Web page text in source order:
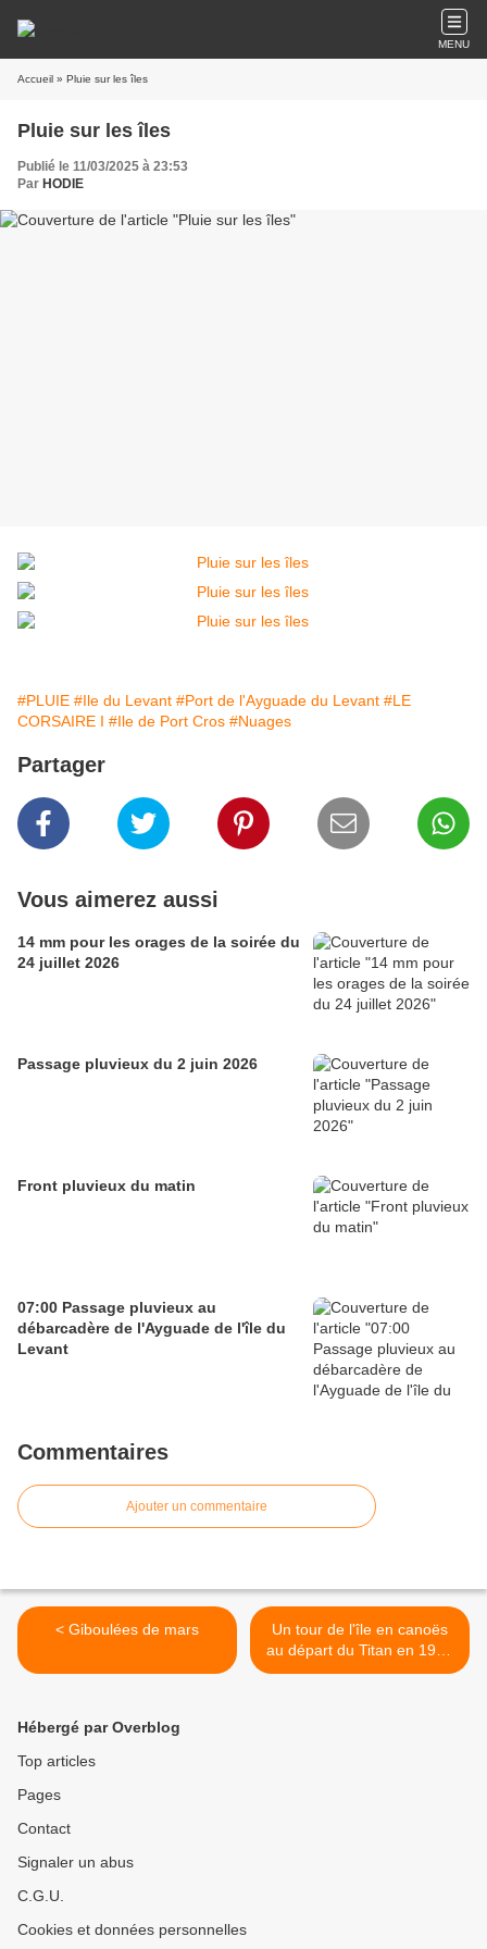
MENU
Accueil » Pluie sur les îles
Pluie sur les îles
Publié le 11/03/2025 à 23:53
Par HODIE
#PLUIE #Ile du Levant #Port de l'Ayguade du Levant #LE
CORSAIRE I #Ile de Port Cros #Nuages
Partager
Vous aimerez aussi
14 mm pour les orages de la soirée du
24 juillet 2026
Passage pluvieux du 2 juin 2026
Front pluvieux du matin
07:00 Passage pluvieux au
débarcadère de l'Ayguade de l'île du
Levant
Commentaires
Ajouter un commentaire
< Giboulées de mars
Un tour de l'île en canoës
au départ du Titan en 1949
2/2 >
Hébergé par Overblog
Top articles
Pages
Contact
Signaler un abus
C.G.U.
Cookies et données personnelles